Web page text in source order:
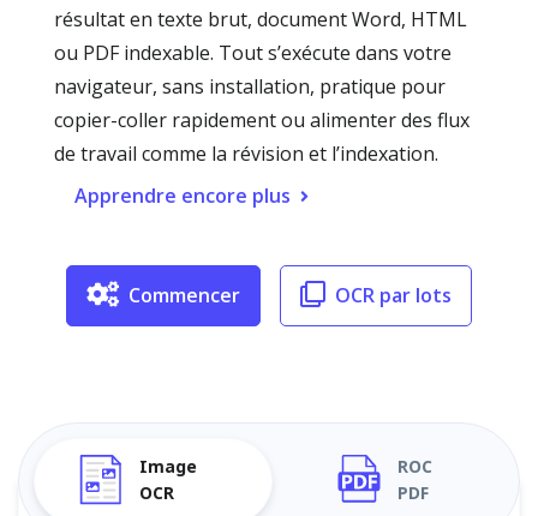
résultat en texte brut, document Word, HTML
ou PDF indexable. Tout s’exécute dans votre
navigateur, sans installation, pratique pour
copier-coller rapidement ou alimenter des flux
de travail comme la révision et l’indexation.
Apprendre encore plus
Commencer OCR par lots
Image
OCR
ROC
PDF